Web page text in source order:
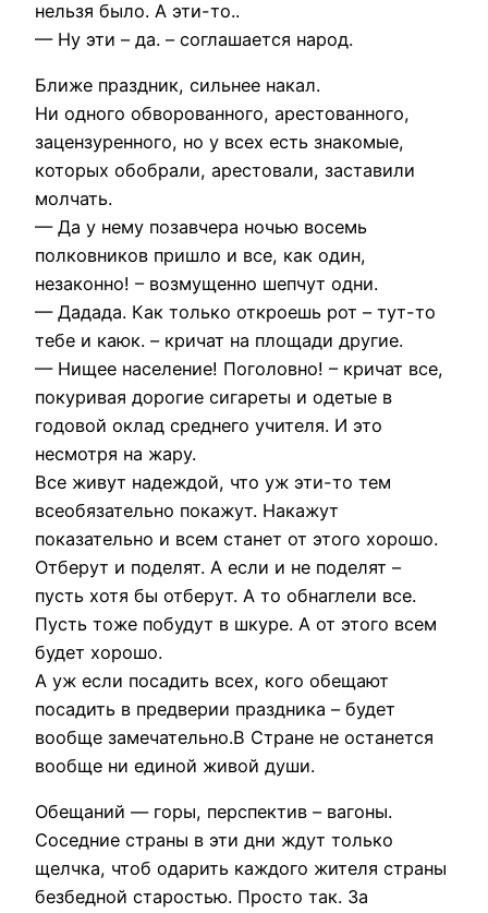
нельзя было. А эти-то..
— Ну эти – да. – соглашается народ.
Ближе праздник, сильнее накал.
Ни одного обворованного, арестованного,
зацензуренного, но у всех есть знакомые,
которых обобрали, арестовали, заставили
молчать.
— Да у нему позавчера ночью восемь
полковников пришло и все, как один,
незаконно! – возмущенно шепчут одни.
— Дадада. Как только откроешь рот – тут-то
тебе и каюк. – кричат на площади другие.
— Нищее население! Поголовно! – кричат все,
покуривая дорогие сигареты и одетые в
годовой оклад среднего учителя. И это
несмотря на жару.
Все живут надеждой, что уж эти-то тем
всеобязательно покажут. Накажут
показательно и всем станет от этого хорошо.
Отберут и поделят. А если и не поделят –
пусть хотя бы отберут. А то обнаглели все.
Пусть тоже побудут в шкуре. А от этого всем
будет хорошо.
А уж если посадить всех, кого обещают
посадить в предверии праздника – будет
вообще замечательно.В Стране не останется
вообще ни единой живой души.
Обещаний — горы, перспектив – вагоны.
Соседние страны в эти дни ждут только
щелчка, чтоб одарить каждого жителя страны
безбедной старостью. Просто так. За